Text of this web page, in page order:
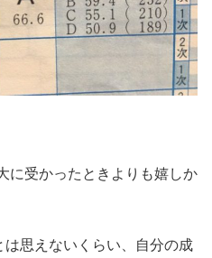
に受かったときよりも嬉しか
思えないくらい、自分の成